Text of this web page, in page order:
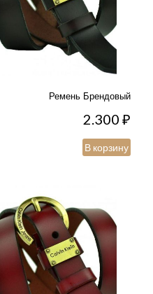
Ремень Брендовый
2.300₽
В корзину